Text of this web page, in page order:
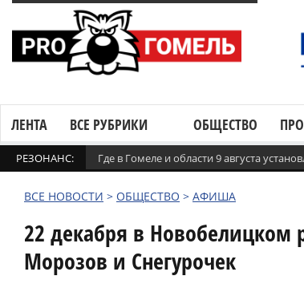
ЛЕНТА ВСЕ РУБРИКИ ОБЩЕСТВО
РЕЗОНАНС: Где в Гомеле и области 9 августа
ВСЕ НОВОСТИ > ОБЩЕСТВО > АФИША
22 декабря в Новобелицком
Морозов и Снегурочек